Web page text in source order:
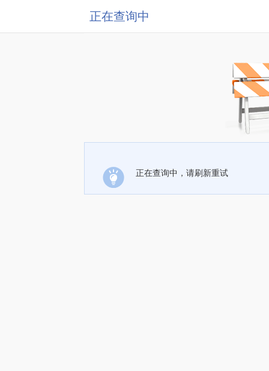
正在查询中
正在查询中，请刷新重试